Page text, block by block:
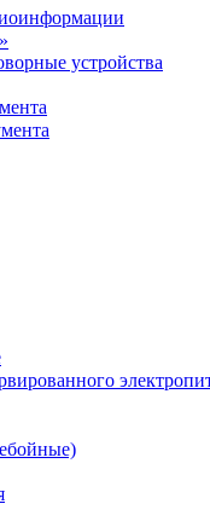
устройства